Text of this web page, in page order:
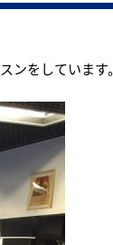
ンをしています。